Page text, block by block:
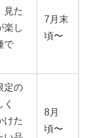
見た
楽し
で
7月末
頃〜
定の
けた
8月
頃〜